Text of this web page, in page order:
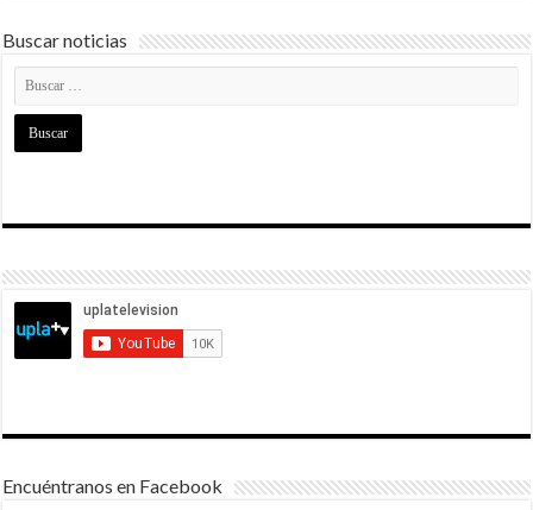
Buscar noticias
Encuéntranos en Facebook